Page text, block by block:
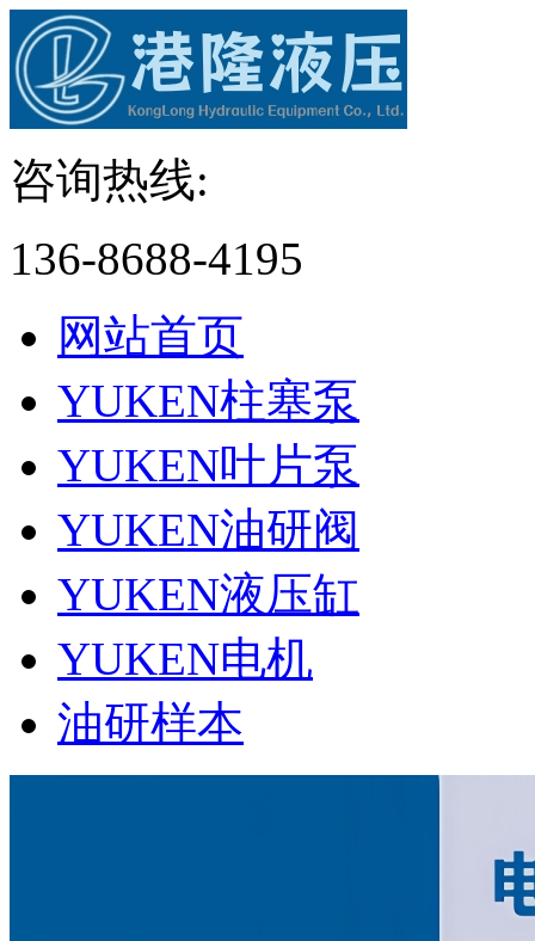
咨询热线:
136-8688-4195
网站首页
YUKEN柱塞泵
YUKEN叶片泵
YUKEN油研阀
YUKEN液压缸
YUKEN电机
油研样本